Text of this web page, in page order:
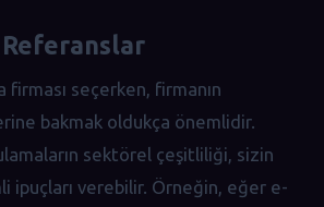
firması seçerken, firmanın
bakmak oldukça önemlidir.
sektörel çeşitliliği, sizin
ipuçları verebilir. Örneğin, eğer e-